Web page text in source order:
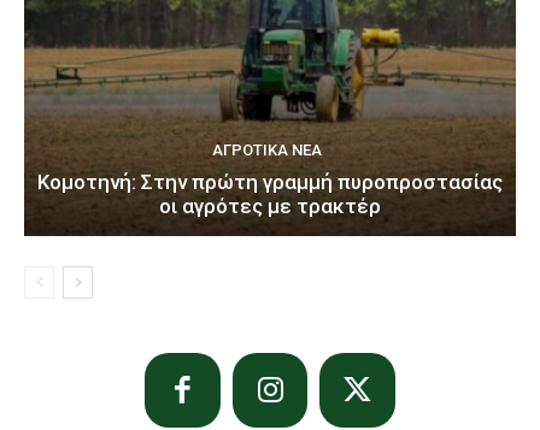
ΑΓΡΟΤΙΚΆ ΝΈΑ
Κομοτηνή: Στην πρώτη γραμμή πυροπροστασίας
οι αγρότες με τρακτέρ